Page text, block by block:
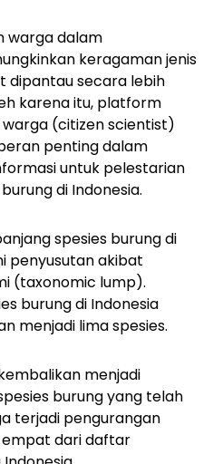
warga dalam
keragaman jenis
dipantau secara lebih
karena itu, platform
(citizen scientist)
penting dalam
untuk pelestarian
di Indonesia.
spesies burung di
penyusutan akibat
(taxonomic lump).
burung di Indonesia
menjadi lima spesies.
menjadi
burung yang telah
terjadi pengurangan
empat dari daftar